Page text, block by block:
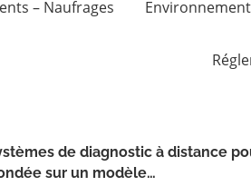
– Naufrages
de diagnostic à distance
sur un modèle…